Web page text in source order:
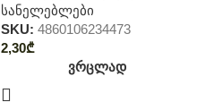
სანელებლები
SKU: 4860106234473
2,30₾
ვრცლად